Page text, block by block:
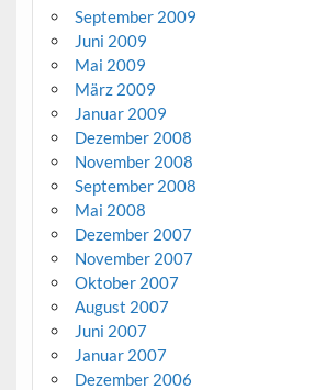
September 2009
Juni 2009
Mai 2009
März 2009
Januar 2009
Dezember 2008
November 2008
September 2008
Mai 2008
Dezember 2007
November 2007
Oktober 2007
August 2007
Juni 2007
Januar 2007
Dezember 2006